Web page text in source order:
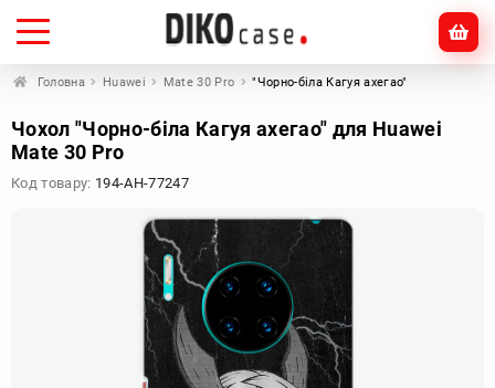
Головна Huawei Mate 30 Pro "Чорно-біла Кагуя ахегао"
Чохол "Чорно-біла Кагуя ахегао" для Huawei
Mate 30 Pro
Код товару: 194-AH-77247